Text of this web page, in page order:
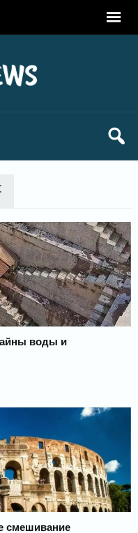
воды и
смешивание